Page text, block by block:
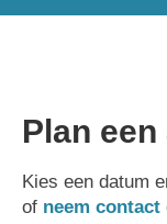
Plan
Kies een datum
of neem contact